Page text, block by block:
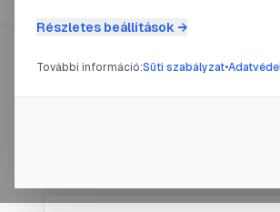
Címke információ
Részletes beállítások →
További információ:Süti szabályzat•